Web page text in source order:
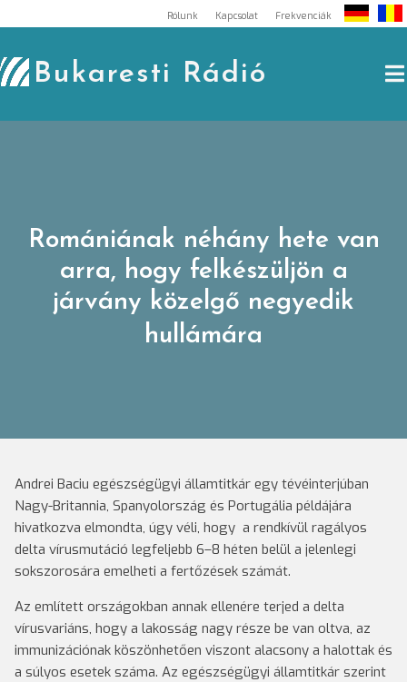
to
content
Rólunk Kapcsolat Frekvenciák
Bukaresti Rádió
Romániának néhány hete van
arra, hogy felkészüljön a
járvány közelgő negyedik
hullámára
Andrei Baciu egészségügyi államtitkár egy tévéinterjúban
Nagy-Britannia, Spanyolország és Portugália példájára
hivatkozva elmondta, úgy véli, hogy a rendkívül ragályos
delta vírusmutáció legfeljebb 6–8 héten belül a jelenlegi
sokszorosára emelheti a fertőzések számát.
Az említett országokban annak ellenére terjed a delta
vírusvariáns, hogy a lakosság nagy része be van oltva, az
immunizációnak köszönhetően viszont alacsony a halottak és
a súlyos esetek száma. Az egészségügyi államtitkár szerint